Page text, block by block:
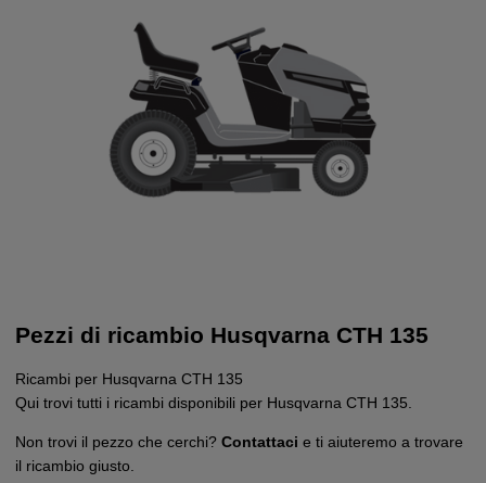
Pezzi di ricambio Husqvarna CTH 135
Ricambi per Husqvarna CTH 135
Qui trovi tutti i ricambi disponibili per Husqvarna CTH 135.
Non trovi il pezzo che cerchi? Contattaci e ti aiuteremo a trovare
il ricambio giusto.